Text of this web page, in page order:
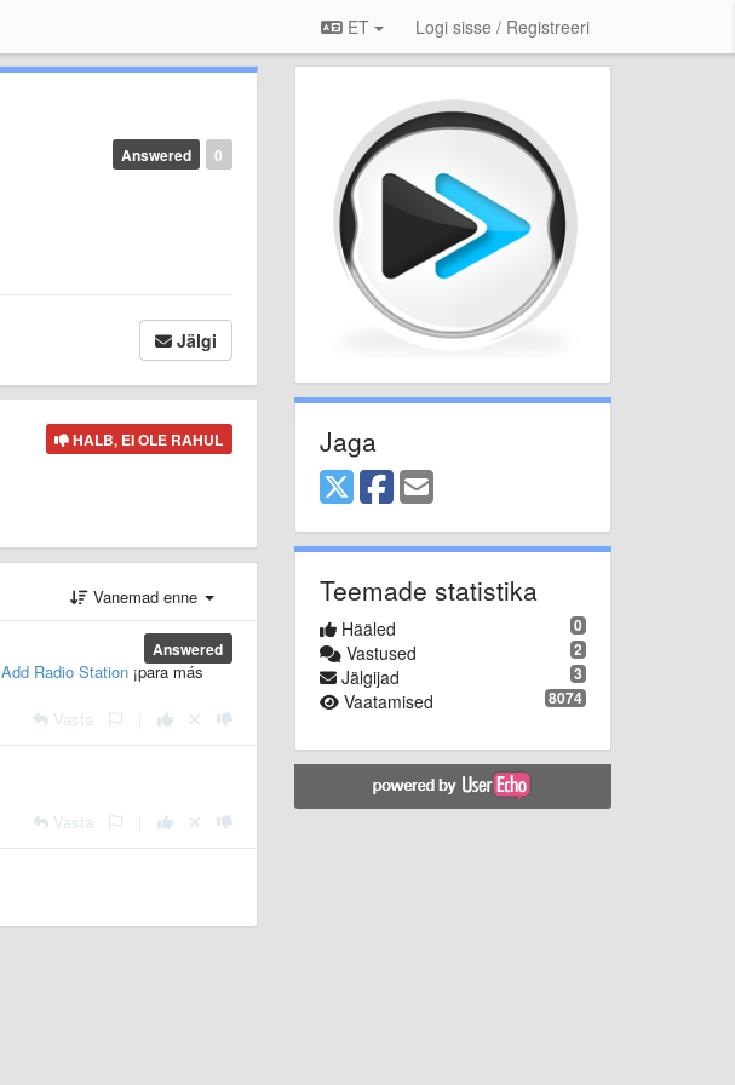
ET Logi sisse / Registreeri
0
Answered
Jälgi
HALB, EI OLE RAHUL
Vanemad enne
Answered
Add Radio Station ¡para más
Vasta
Vasta
Jaga
Teemade statistika
0
Hääled
2
Vastused
3
Jälgijad
8074
Vaatamised